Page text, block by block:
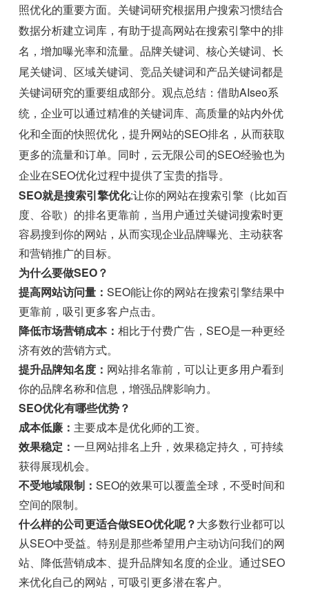
照优化的重要方面。关键词研究根据用户搜索习惯结合
数据分析建立词库，有助于提高网站在搜索引擎中的排
名，增加曝光率和流量。品牌关键词、核心关键词、长
尾关键词、区域关键词、竞品关键词和产品关键词都是
关键词研究的重要组成部分。观点总结：借助AIseo系
统，企业可以通过精准的关键词库、高质量的站内外优
化和全面的快照优化，提升网站的SEO排名，从而获取
更多的流量和订单。同时，云无限公司的SEO经验也为
企业在SEO优化过程中提供了宝贵的指导。
SEO就是搜索引擎优化:让你的网站在搜索引擎（比如百
度、谷歌）的排名更靠前，当用户通过关键词搜索时更
容易搜到你的网站，从而实现企业品牌曝光、主动获客
和营销推广的目标。
为什么要做SEO？
提高网站访问量：SEO能让你的网站在搜索引擎结果中
更靠前，吸引更多客户点击。
降低市场营销成本：相比于付费广告，SEO是一种更经
济有效的营销方式。
提升品牌知名度： 网站排名靠前，可以让更多用户看到
你的品牌名称和信息，增强品牌影响力。
SEO优化有哪些优势？
成本低廉： 主要成本是优化师的工资。
效果稳定：一旦网站排名上升，效果稳定持久，可持续
获得展现机会。
不受地域限制：SEO的效果可以覆盖全球，不受时间和
空间的限制。
什么样的公司更适合做SEO优化呢？大多数行业都可以
从SEO中受益。特别是那些希望用户主动访问我们的网
站、降低营销成本、提升品牌知名度的企业。通过SEO
来优化自己的网站，可吸引更多潜在客户。